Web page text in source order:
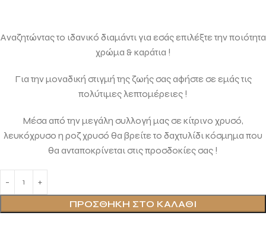
Αναζητώντας το ιδανικό διαμάντι για εσάς επιλέξτε την ποιότητα
χρώμα & καράτια !
Για την μοναδική στιγμή της ζωής σας αφήστε σε εμάς τις
πολύτιμες λεπτομέρειες !
Μέσα από την μεγάλη συλλογή μας σε κίτρινο χρυσό,
λευκόχρυσο η ροζ χρυσό θα βρείτε το δαχτυλίδι κόσμημα που
θα ανταποκρίνεται στις προσδοκίες σας !
ΠΡΟΣΘΉΚΗ ΣΤΟ ΚΑΛΆΘΙ